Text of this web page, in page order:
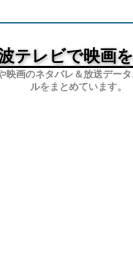
テレビで映画を
映画のネタバレ＆放送デー
ルをまとめています。